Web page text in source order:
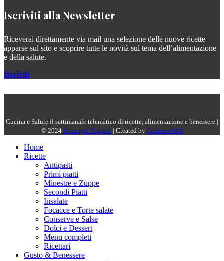
Iscriviti alla Newsletter
Riceverai direttamente via mail una selezione delle nuove ricette
apparse sul sito e scoprire tutte le novità sul tema dell’alimentazione
e della salute.
Iscriviti
Cucina e Salute il settimanale telematico di ricette, alimentazione e benessere |
© 2024 Giuseppe Capano | Created byAchromeWeb
Home
Ricette
Antipasti
Primi piatti
Minestre e Zuppe
Secondi Piatti
Insalate
Focacce e Torte salate
Conserve e Salse
Dolci e Dessert
Menu completi
Ricettari
Gusto & Benessere